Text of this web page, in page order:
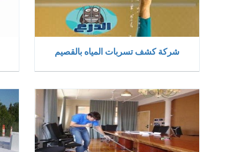
شركة كشف تسربات المياه بالقصيم